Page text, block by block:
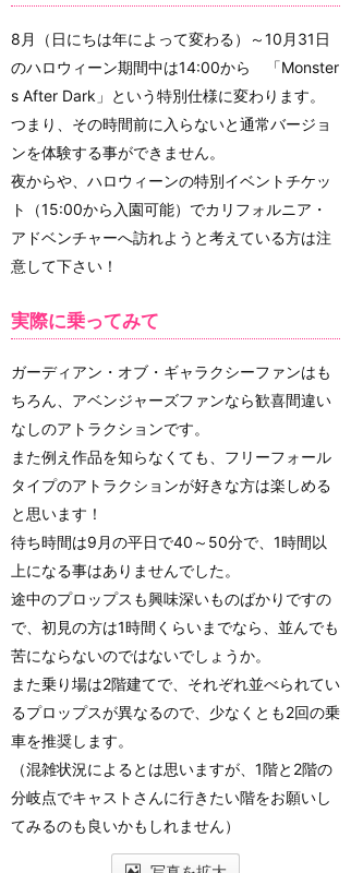
8月（日にちは年によって変わる）～10月31日
のハロウィーン期間中は14:00から 「Monster
s After Dark」という特別仕様に変わります。
つまり、その時間前に入らないと通常バージョ
ンを体験する事ができません。
夜からや、ハロウィーンの特別イベントチケッ
ト（15:00から入園可能）でカリフォルニア・
アドベンチャーへ訪れようと考えている方は注
意して下さい！
実際に乗ってみて
ガーディアン・オブ・ギャラクシーファンはも
ちろん、アベンジャーズファンなら歓喜間違い
なしのアトラクションです。
また例え作品を知らなくても、フリーフォール
タイプのアトラクションが好きな方は楽しめる
と思います！
待ち時間は9月の平日で40～50分で、1時間以
上になる事はありませんでした。
途中のプロップスも興味深いものばかりですの
で、初見の方は1時間くらいまでなら、並んでも
苦にならないのではないでしょうか。
また乗り場は2階建てで、それぞれ並べられてい
るプロップスが異なるので、少なくとも2回の乗
車を推奨します。
（混雑状況によるとは思いますが、1階と2階の
分岐点でキャストさんに行きたい階をお願いし
てみるのも良いかもしれません）